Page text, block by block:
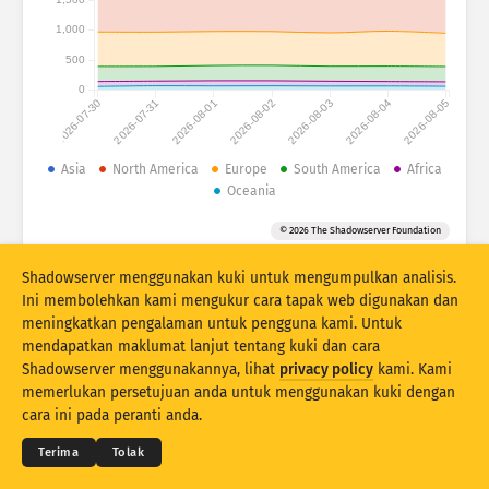
Attack statistics: Devices
Bantuan
Negara
Stacking
Berlonggok Bertindih
Kemas kini hasil secara automatik
Kemas kini Tetapkan semula
Muat turun sebagai PNG
2026-07-30 2026-07-31 2026-08-01 2026-08-02 2026-08-03 2026-08-04 2026-08-05
0
500
1,000
Asia North America Europe South America
Africa
Oceania
© 2026 The Shadowserver Foundation
© 2026THE SHADOWSERVER FOUNDATION
Privasi & Terma
Hubungi Kami Kredit
Shadowserver menggunakan kuki untuk mengumpulkan analisis.
Ini membolehkan kami mengukur cara tapak web digunakan dan
meningkatkan pengalaman untuk pengguna kami. Untuk
mendapatkan maklumat lanjut tentang kuki dan cara
Shadowserver menggunakannya, lihat privacy policy kami. Kami
memerlukan persetujuan anda untuk menggunakan kuki dengan
cara ini pada peranti anda.
Terima Tolak